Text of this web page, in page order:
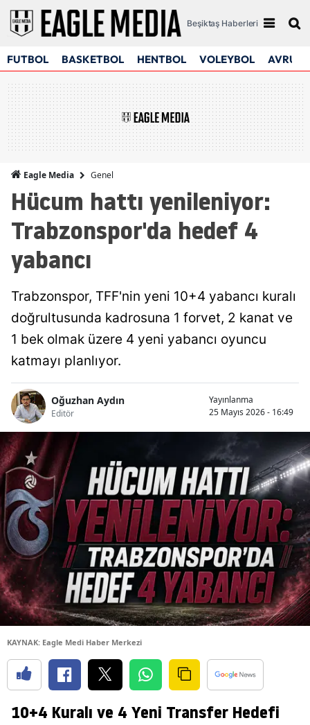
Beşiktaş Haberleri
FUTBOL BASKETBOL HENTBOL VOLEYBOL
Eagle Media Genel
Hücum hattı yenileniyor:
Trabzonspor'da hedef 4
yabancı
Trabzonspor, TFF'nin yeni 10+4 yabancı kuralı
doğrultusunda kadrosuna 1 forvet, 2 kanat ve
1 bek olmak üzere 4 yeni yabancı oyuncu
katmayı planlıyor.
Oğuzhan Aydın
Editör
Yayınlanma
25 Mayıs 2026 - 16:49
KAYNAK: Eagle Medi Haber Merkezi
10+4 Kuralı ve 4 Yeni Transfer Hedefi